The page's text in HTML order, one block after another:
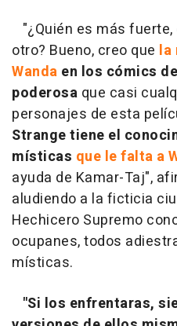
"¿Quién es más
otro? Bueno, creo que la
Wanda en los cómics
poderosa que casi
personajes de esta
Strange tiene el
místicas que le falta a
ayuda de Kamar-Taj",
aludiendo a la ficticia
Hechicero Supremo
ocupanes, todos
místicas.
"Si los enfrentaras,